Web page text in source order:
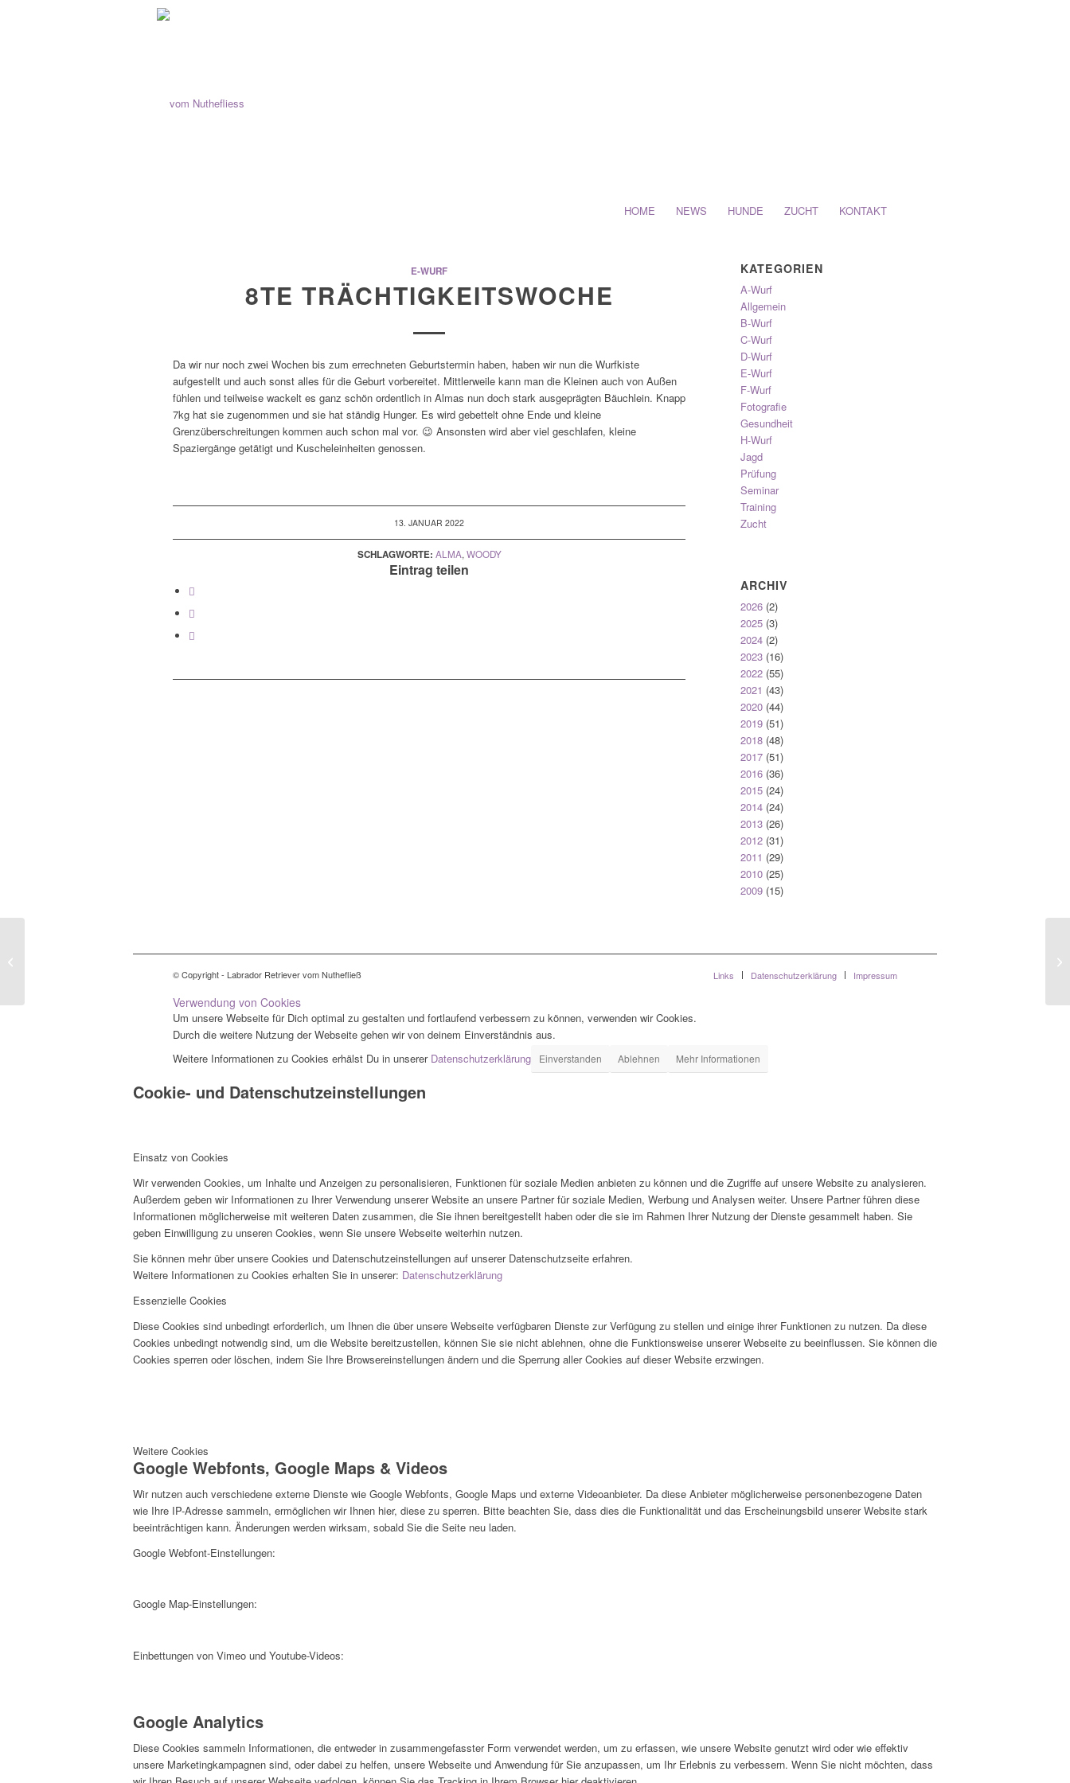
HOME NEWS HUNDE ZUCHT KONTAKT
E-WURF
8TE TRÄCHTIGKEITSWOCHE
Da wir nur noch zwei Wochen bis zum errechneten Geburtstermin haben, haben wir nun die Wurfkiste
aufgestellt und auch sonst alles für die Geburt vorbereitet. Mittlerweile kann man die Kleinen auch von Außen
fühlen und teilweise wackelt es ganz schön ordentlich in Almas nun doch stark ausgeprägten Bäuchlein. Knapp
7kg hat sie zugenommen und sie hat ständig Hunger. Es wird gebettelt ohne Ende und kleine
Grenzüberschreitungen kommen auch schon mal vor. 😉 Ansonsten wird aber viel geschlafen, kleine
Spaziergänge getätigt und Kuscheleinheiten genossen.
13. JANUAR 2022
SCHLAGWORTE: ALMA, WOODY
Eintrag teilen
KATEGORIEN
A-Wurf
Allgemein
B-Wurf
C-Wurf
D-Wurf
E-Wurf
F-Wurf
Fotografie
Gesundheit
H-Wurf
Jagd
Prüfung
Seminar
Training
Zucht
ARCHIV
2026 (2)
2025 (3)
2024 (2)
2023 (16)
2022 (55)
2021 (43)
2020 (44)
2019 (51)
2018 (48)
2017 (51)
2016 (36)
2015 (24)
2014 (24)
2013 (26)
2012 (31)
2011 (29)
2010 (25)
2009 (15)
© Copyright - Labrador Retriever vom Nuthefließ Links Datenschutzerklärung Impressum
Verwendung von Cookies
Um unsere Webseite für Dich optimal zu gestalten und fortlaufend verbessern zu können, verwenden wir Cookies.
Durch die weitere Nutzung der Webseite gehen wir von deinem Einverständnis aus.
Weitere Informationen zu Cookies erhälst Du in unserer Datenschutzerklärung Einverstanden Ablehnen Mehr Informationen
Cookie- und Datenschutzeinstellungen
Einsatz von Cookies
Wir verwenden Cookies, um Inhalte und Anzeigen zu personalisieren, Funktionen für soziale Medien anbieten zu können und die Zugriffe auf unsere Website zu analysieren.
Außerdem geben wir Informationen zu Ihrer Verwendung unserer Website an unsere Partner für soziale Medien, Werbung und Analysen weiter. Unsere Partner führen diese
Informationen möglicherweise mit weiteren Daten zusammen, die Sie ihnen bereitgestellt haben oder die sie im Rahmen Ihrer Nutzung der Dienste gesammelt haben. Sie
geben Einwilligung zu unseren Cookies, wenn Sie unsere Webseite weiterhin nutzen.
Sie können mehr über unsere Cookies und Datenschutzeinstellungen auf unserer Datenschutzseite erfahren.
Weitere Informationen zu Cookies erhalten Sie in unserer: Datenschutzerklärung
Essenzielle Cookies
Diese Cookies sind unbedingt erforderlich, um Ihnen die über unsere Webseite verfügbaren Dienste zur Verfügung zu stellen und einige ihrer Funktionen zu nutzen. Da diese
Cookies unbedingt notwendig sind, um die Website bereitzustellen, können Sie sie nicht ablehnen, ohne die Funktionsweise unserer Webseite zu beeinflussen. Sie können die
Cookies sperren oder löschen, indem Sie Ihre Browsereinstellungen ändern und die Sperrung aller Cookies auf dieser Website erzwingen.
Weitere Cookies
Google Webfonts, Google Maps & Videos
Wir nutzen auch verschiedene externe Dienste wie Google Webfonts, Google Maps und externe Videoanbieter. Da diese Anbieter möglicherweise personenbezogene Daten
wie Ihre IP-Adresse sammeln, ermöglichen wir Ihnen hier, diese zu sperren. Bitte beachten Sie, dass dies die Funktionalität und das Erscheinungsbild unserer Website stark
beeinträchtigen kann. Änderungen werden wirksam, sobald Sie die Seite neu laden.
Google Webfont-Einstellungen:
Google Map-Einstellungen:
Einbettungen von Vimeo und Youtube-Videos:
Google Analytics
Diese Cookies sammeln Informationen, die entweder in zusammengefasster Form verwendet werden, um zu erfassen, wie unsere Website genutzt wird oder wie effektiv
unsere Marketingkampagnen sind, oder dabei zu helfen, unsere Webseite und Anwendung für Sie anzupassen, um Ihr Erlebnis zu verbessern. Wenn Sie nicht möchten, dass